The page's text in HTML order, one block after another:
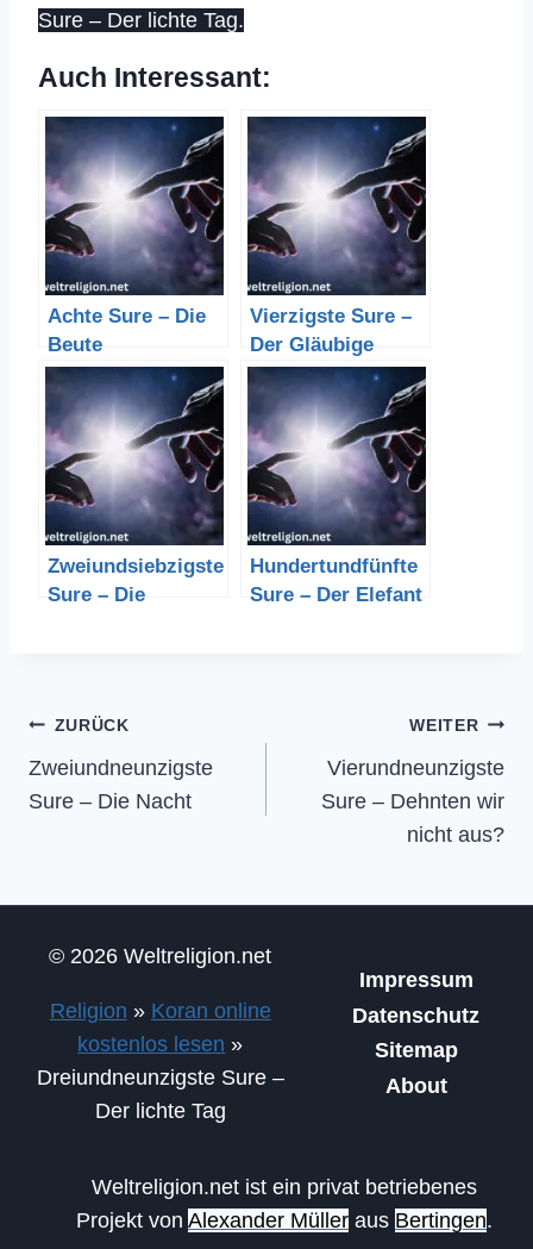
Sure – Der lichte Tag.
Auch Interessant:
Achte Sure – Die
Beute
Vierzigste Sure –
Der Gläubige
Zweiundsiebzigste
Sure – Die
Hundertundfünfte
Sure – Der Elefant
Beitragsnavigation
ZURÜCK
Zweiundneunzigste
Sure – Die Nacht
WEITER
Vierundneunzigste
Sure – Dehnten wir
nicht aus?
© 2026 Weltreligion.net
Religion » Koran online
kostenlos lesen »
Dreiundneunzigste Sure –
Der lichte Tag
Impressum
Datenschutz
Sitemap
About
Weltreligion.net ist ein privat betriebenes
Projekt von Alexander Müller aus Bertingen.